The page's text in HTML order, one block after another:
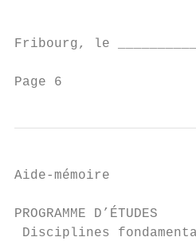
Fribourg, le
Page 6
Aide-mémoire
PROGRAMME D’ÉTUDES
Disciplines